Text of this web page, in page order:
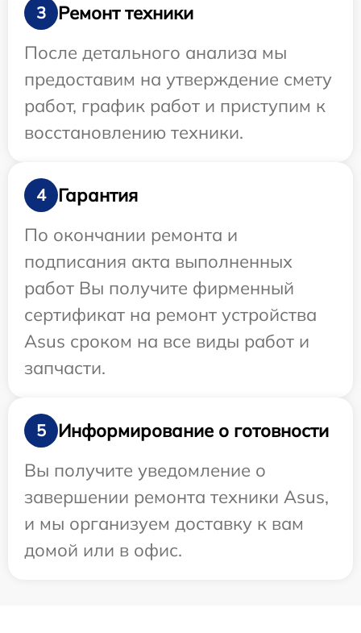
3
Ремонт техники
После детального анализа мы
предоставим на утверждение смету
работ, график работ и приступим к
восстановлению техники.
4
Гарантия
По окончании ремонта и
подписания акта выполненных
работ Вы получите фирменный
сертификат на ремонт устройства
Asus сроком на все виды работ и
запчасти.
5
Информирование о готовности
Вы получите уведомление о
завершении ремонта техники Asus,
и мы организуем доставку к вам
домой или в офис.